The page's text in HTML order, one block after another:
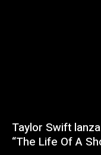
Taylor Swift
“The Life Of A